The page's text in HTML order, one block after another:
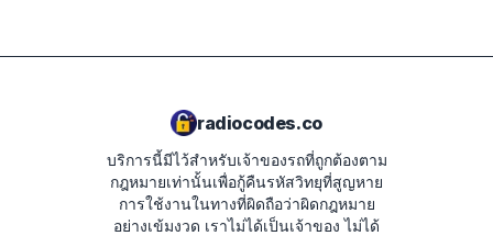
E1994
8200057681TJ823
281155248RTK123
radiocodes.co
บริการนี้มีไว้สำหรับเจ้าของรถที่ถูกต้องตาม
กฎหมายเท่านั้นเพื่อกู้คืนรหัสวิทยุที่สูญหาย
การใช้งานในทางที่ผิดถือว่าผิดกฎหมาย
อย่างเข้มงวด เราไม่ได้เป็นเจ้าของ ไม่ได้